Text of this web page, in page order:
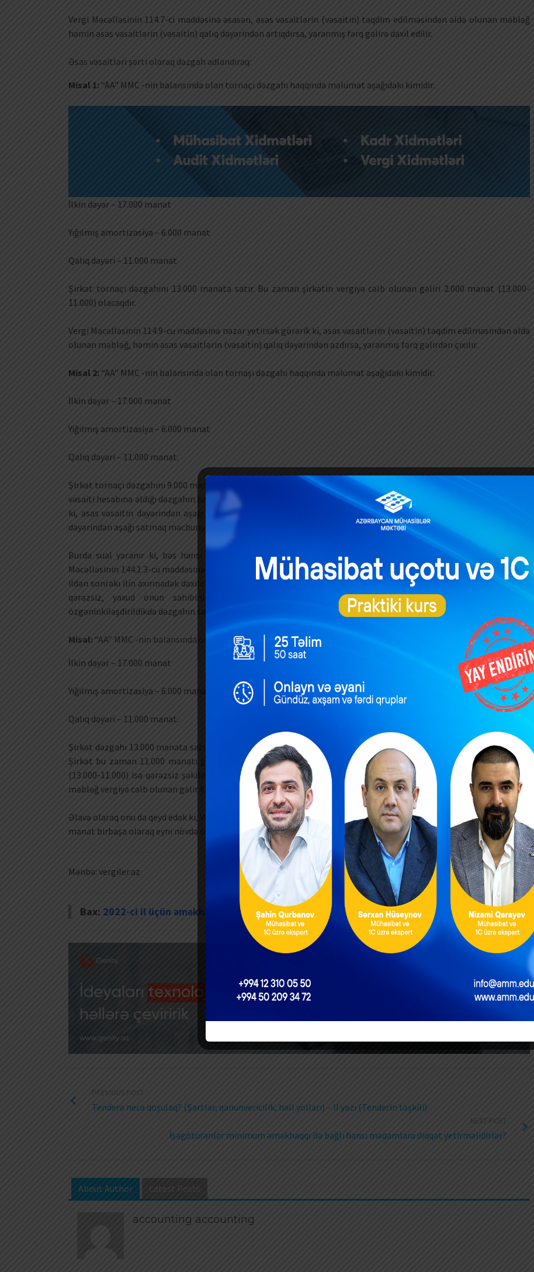
Vergi Məcəlləsinin 114.7-ci maddəsinə əsasən, əsas vəsaitlərin (vəsaitin) təqdim edilməsindən əldə olunan məbləğ
həmin əsas vəsaitlərin (vəsaitin) qalıq dəyərindən artıqdırsa, yaranmış fərq gəlirə daxil edilir.
Əsas vəsaitləri şərti olaraq dəzgah adlandıraq:
Misal 1: “AA” MMC -nin balansında olan tornaçı dəzgahı haqqında məlumat aşağıdakı kimidir.
İlkin dəyər – 17.000 manat
Yığılmış amortizasiya – 6.000 manat
Qalıq dəyəri – 11.000 manat
Şirkət tornaçı dəzgahını 13.000 manata satır. Bu zaman şirkətin vergiyə cəlb olunan gəliri 2.000 manat (13.000-
11.000) olacaqdır.
Vergi Məcəlləsinin 114.9-cu maddəsinə nəzər yetirsək görərik ki, əsas vəsaitlərin (vəsaitin) təqdim edilməsindən əldə
olunan məbləğ, həmin əsas vəsaitlərin (vəsaitin) qalıq dəyərindən azdırsa, yaranmış fərq gəlirdən çıxılır.
Misal 2: “AA” MMC -nin balansında olan tornaşı dəzgahı haqqında məlumat aşağıdakı kimidir:
İlkin dəyər – 17.000 manat
Yığılmış amortizasiya – 6.000 manat
Qalıq dəyəri – 11.000 manat.
Şirkət tornaçı dəzgahını 9.000 manata satır. Vergi ödəyicisi satışda 2.000 manat zərər edir. Ancaq vergi ödəyicisinin öz
vəsaiti hesabına aldığı dəzgahın balansında qalan dəyərini sıfırlamaq üçün qalıq dəyəri gəlirdən xərc kimi çıxılır. Təbii
ki, əsas vəsaitin dəyərindən aşağı satılmasının bir neçə səbəbi ola bilər. Əsas odur ki, vergi ödəyicisi onun bazar
dəyərindən aşağı satmaq məcburiyyətində qalmasına dair əsasverici dəlil gətirsin.
Burda sual yaranır ki, bəs hansı halda dəzgahın satışı gəlir və ya zərər kimi qəbul edilmir. Bunun üçün Vergi
Məcəlləsinin 144.1.3-cü maddəsinə nəzər yetirmək lazimdir. Maddədə aktivin ləğv edildiyi, yaxud özgəninkiləşdirildiyi
ildən sonrakı ilin axırınadək daxilolmaları analoji aktivə və ya eyni xarakterli aktivə təkrar investisiya etməklə aktiv
qərəzsiz, yaxud onun sahibinin iradəsindən asılı olmayaraq məhv edildikdə, ləğv olunduqda və ya
özgəninkiləşdirildikdə dəzgahın satışı gəlir və ya zərər kimi qəbul edilmir.
Misal: “AA” MMC -nin balansında olan Tokar Dəzgahı haqqında məlumat aşağıdakı kimidir.
İlkin dəyər – 17.000 manat
Yığılmış amortizasiya – 6.000 manat
Qalıq dəyəri – 11.000 manat.
Şirkət dəzgahı 13.000 manata satır və əldə olunan məbləği eyni növdə olan digər dəzgahın üzərinə investisya qoyur.
Şirkət bu zaman 11.000 manatı gəlirdən xərc kimi çıxacaq. Lakin şirkətin fərqdən əldə etiyi 2000 manat məbləği
(13.000-11.000) isə qərəzsiz şəkildə eyni növdə olan digər dəzgahın üzərinə investisya kimi qoyduğu zaman həmin
məbləğ vergiyə cəlb olunan gəlir kimi tanınmadan dəzgahın dəyərini artıracaqdır.
Əlavə olaraq onu da qeyd edək ki, Vergi Məcəlləsinin 115-ci maddəsinə əsasən, təmir norması nəzərə alınmadan 2.000
manat birbaşa olaraq eyni növdə olan dəzgahın üzərinə əlavə edilərək onun qalıq dəyərini artırır.
Mənbə: vergiler.az
Bax: 2022-ci il üçün əməkhaqqı cədvəli – əməkhaqqıdan tutulmalar necə hesablanacaq?
PREVIOUS POST
Tenderə necə qoşulaq? (Şərtlər, qanunvericilik, həll yolları) – II yazı (Tenderin təşkili)
NEXT POST
İşəgötürənlər minimum əməkhaqqı ilə bağlı hansı məqamlara diqqət yetirməlidirlər?
About Author Latest Posts
accounting accounting